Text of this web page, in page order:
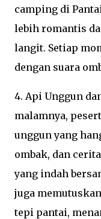
camping di
lebih romantis
langit. Setiap
dengan suara
4. Api Unggun
malamnya,
unggun yang
ombak, dan
yang indah
juga
tepi pantai,